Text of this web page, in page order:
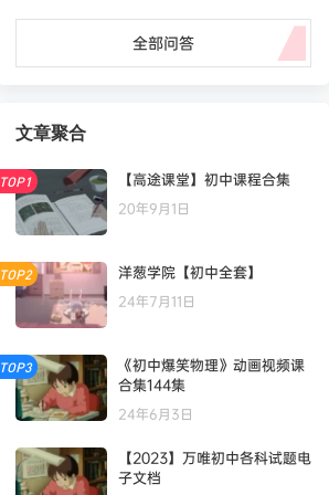
全部问答
文章聚合
TOP1 【高途课堂】初中课程合集
20年9月1日
TOP2 洋葱学院【初中全套】
24年7月11日
TOP3
《初中爆笑物理》动画视频课
合集144集
24年6月3日
【2023】万唯初中各科试题电
子文档